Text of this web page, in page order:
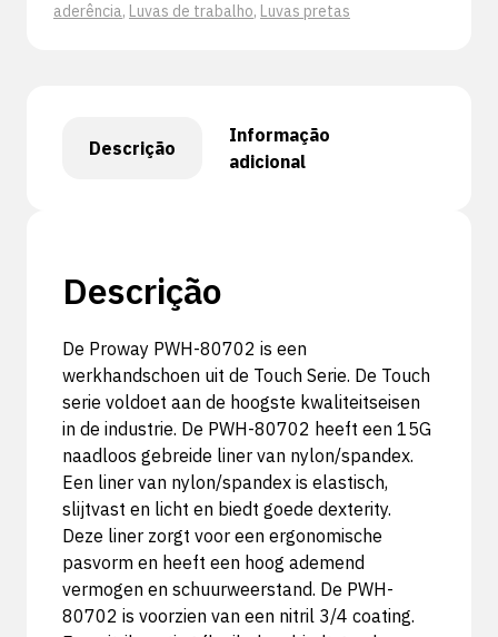
aderência, Luvas de trabalho, Luvas pretas
Descrição
Informação
adicional
Descrição
De Proway PWH-80702 is een
werkhandschoen uit de Touch Serie. De Touch
serie voldoet aan de hoogste kwaliteitseisen
in de industrie. De PWH-80702 heeft een 15G
naadloos gebreide liner van nylon/spandex.
Een liner van nylon/spandex is elastisch,
slijtvast en licht en biedt goede dexterity.
Deze liner zorgt voor een ergonomische
pasvorm en heeft een hoog ademend
vermogen en schuurweerstand. De PWH-
80702 is voorzien van een nitril 3/4 coating.